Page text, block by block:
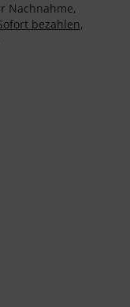
Nachnahme,
bezahlen,